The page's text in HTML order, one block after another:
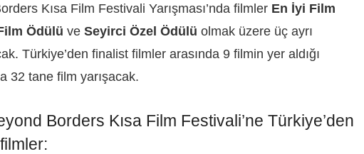
Kısa Film Festivali Yarışması’nda filmler En İyi Film
Ödülü ve Seyirci Özel Ödülü olmak üzere üç ayrı
Türkiye’den finalist filmler arasında 9 filmin yer aldığı
32 tane film yarışacak.
Borders Kısa Film Festivali’ne Türkiye’den